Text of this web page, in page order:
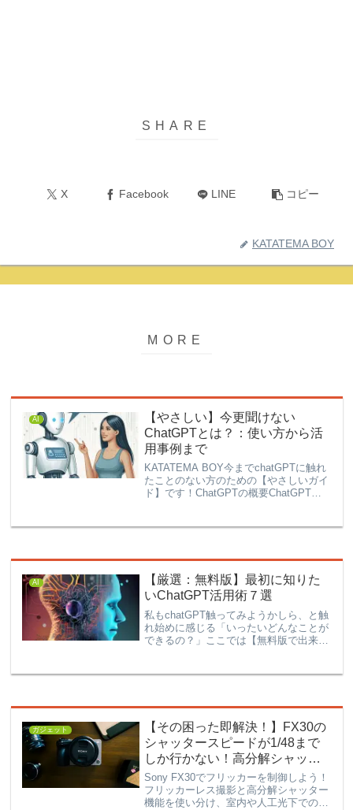
X Facebook LINE コピー
KATATEMA BOY
AI
【やさしい】今更聞けない
ChatGPTとは？：使い方から活
用事例まで
KATATEMA BOY今までchatGPTに触れ
たことのない方のための【やさしいガイ
ド】です！ChatGPTの概要ChatGPTと
たことがない。画面も見たことが...
AI
【厳選：無料版】最初に知りた
いChatGPT活用術７選
私もchatGPT触ってみようかしら、と触
れ始めに感じる「いったいどんなことが
できるの？」ここでは【無料版で出来
限大です。文章の校正文章の要約Excel
ガジェット
【その困った即解決！】FX30の
シャッタースピードが1/48まで
しか行かない！高分解シャッタ
ー設定が原因だ！
Sony FX30でフリッカーを制御しよう！
フリッカーレス撮影と高分解シャッター
機能を使い分け、室内や人工光下での撮